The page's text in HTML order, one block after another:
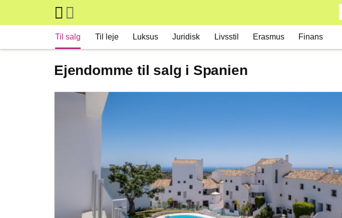
Skip to main content
Til salg Til leje Luksus Juridisk Livsstil Erasmus Finans
Ejendomme til salg i Spanien